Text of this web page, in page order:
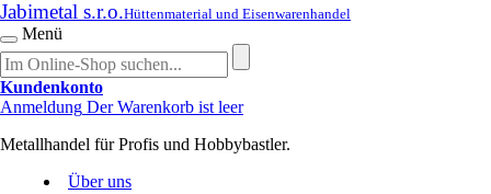
Jabimetal s.r.o.Hüttenmaterial und Eisenwarenhandel
Menü
Kundenkonto
Anmeldung Der Warenkorb ist leer
Metallhandel für Profis und Hobbybastler.
Über uns